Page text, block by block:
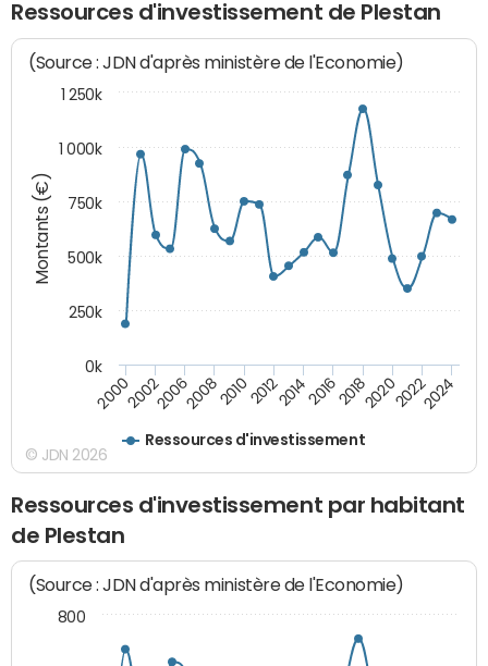
Ressources d'investissement de Plestan
Montants (€)
(Source : JDN d'après ministère de l'Economie)
Ressources d'investissement
200020022006200820102012201420162018202020222024
0k
250k
500k
750k
1 000k
1 250k
© JDN 2026
Ressources d'investissement par habitant
de Plestan
(Source : JDN d'après ministère de l'Economie)
800